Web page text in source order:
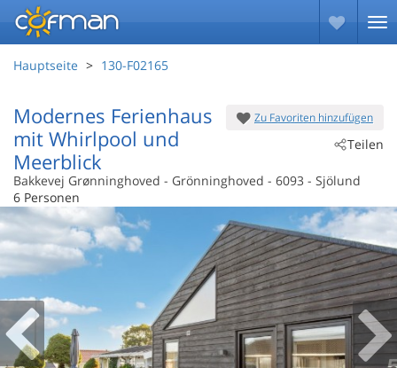
Hauptseite 130-F02165
Zu Favoriten hinzufügen
Teilen
Modernes Ferienhaus
mit Whirlpool und
Meerblick
Bakkevej Grønninghoved - Grönninghoved - 6093 - Sjölund
6 Personen